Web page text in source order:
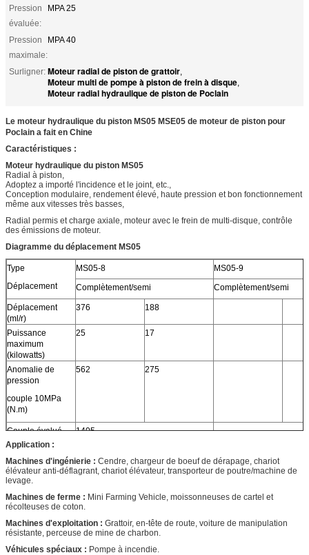
Pression
évaluée:
MPA 25
Pression
maximale:
MPA 40
Surligner: Moteur radial de piston de grattoir,
Moteur multi de pompe à piston de frein à disque,
Moteur radial hydraulique de piston de Poclain
Le moteur hydraulique du piston MS05 MSE05 de moteur de piston pour
Poclain a fait en Chine
Caractéristiques :
Moteur hydraulique du piston MS05
Radial à piston,
Adoptez a importé l'incidence et le joint, etc.,
Conception modulaire, rendement élevé, haute pression et bon fonctionnement
même aux vitesses très basses,
Radial permis et charge axiale, moteur avec le frein de multi-disque, contrôle
des émissions de moteur.
Diagramme du déplacement MS05
Type
Déplacement
MS05-8
MS05-9
Complètement/semi
Complètement/semi
Déplacement
(ml/r)
376 188
Puissance
maximum
(kilowatts)
25 17
Anomalie de
pression
couple 10MPa
(N.m)
562 275
Couple évalué
(N.m)
1405
Pression évaluée
(MPA)
25
Pression
maximum (MPA)
Vitesse nominale
(r/min)
90
Gamme de
vitesse (r/min)
0-200
Application :
Machines d'ingénierie : Cendre, chargeur de boeuf de dérapage, chariot
élévateur anti-déflagrant, chariot élévateur, transporteur de poutre/machine de
levage.
Machines de ferme : Mini Farming Vehicle, moissonneuses de cartel et
récolteuses de coton.
Machines d'exploitation : Grattoir, en-tête de route, voiture de manipulation
résistante, perceuse de mine de charbon.
Véhicules spéciaux : Pompe à incendie.